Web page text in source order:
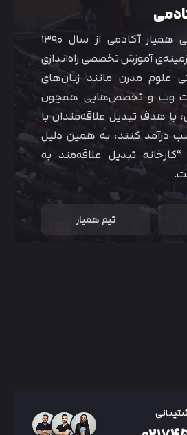
موسسه‌ی آموزشی همیار آکادمی از سال ۱۳۹۰
آموزش تخصصی راه‌اندازی
علوم مدرن مانند زبان‌های
وب و تخصص‌هایی همچون
با هدف تبدیل علاقه‌مندان با
درآمد کنند، به همین دلیل
تبدیل علاقه‌مند به
تیم همیار